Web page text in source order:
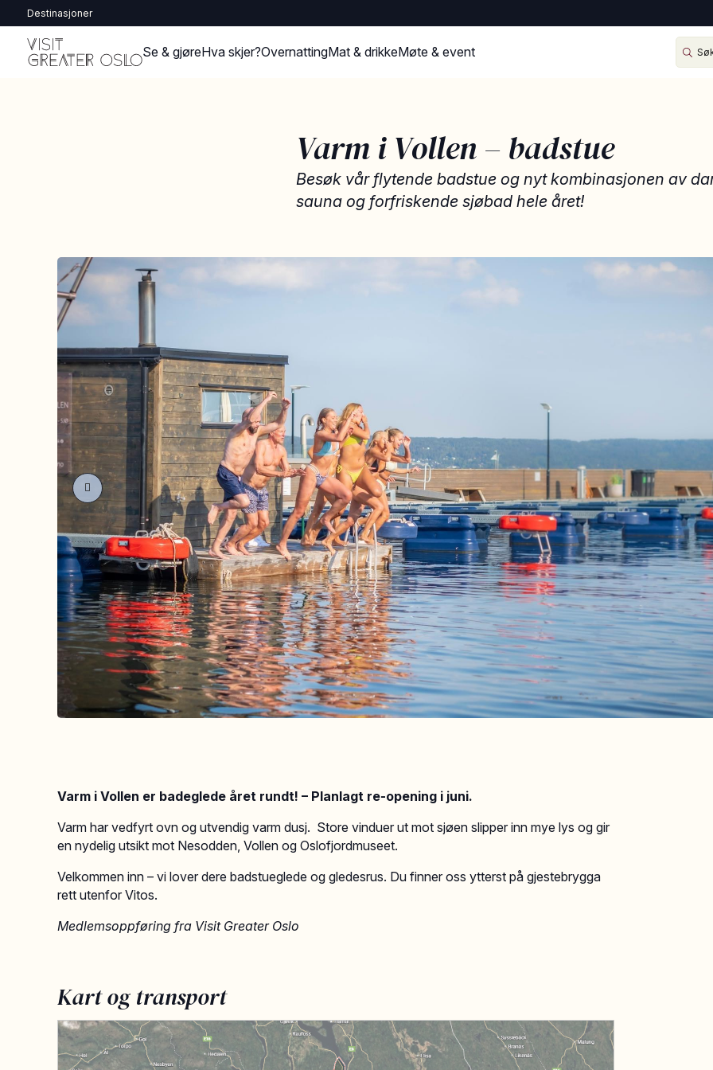
Destinasjoner
Se & gjøreHva skjer?OvernattingMat & drikkeMøte & event
Varm i Vollen – badstue
Besøk vår flytende badstue og nyt kombinasjonen av
sauna og forfriskende sjøbad hele året!
Varm i Vollen er badeglede året rundt! – Planlagt re-opening i juni.
Varm har vedfyrt ovn og utvendig varm dusj. Store vinduer ut mot sjøen slipper inn mye lys og gir
en nydelig utsikt mot Nesodden, Vollen og Oslofjordmuseet.
​​Velkommen inn – vi lover dere badstueglede og gledesrus. ​Du finner oss ytterst på gjestebrygga
rett utenfor Vitos.
Medlemsoppføring fra Visit Greater Oslo
Kart og transport